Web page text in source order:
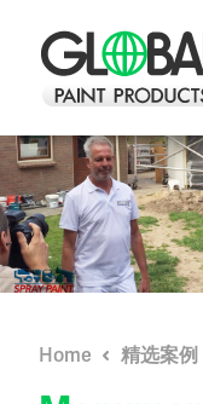
Home 精选案例